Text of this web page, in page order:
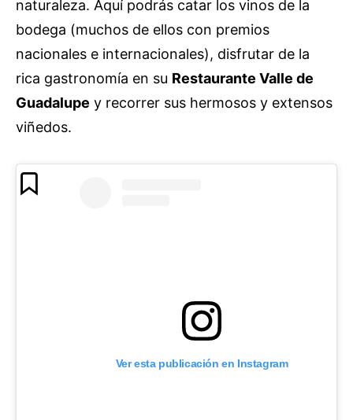
naturaleza. Aquí podrás catar los vinos de la
bodega (muchos de ellos con premios
nacionales e internacionales), disfrutar de la
rica gastronomía en su Restaurante Valle de
Guadalupe y recorrer sus hermosos y extensos
viñedos.
Ver esta publicación en Instagram